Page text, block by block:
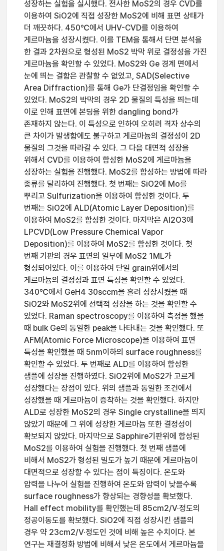
성장하는 실험을 실시했다. 전사한 MoS2의 경우 CVD를
이용하여 SiO2에 직접 성장한 MoS2에 비해 표면 상태가
더 깨끗하다. 450℃에서 UHV-CVD를 이용하여
게르마늄을 성장시켰다. 이를 TEM을 통해서 단면 분석을
한 결과 2차원으로 형성된 MoS2 박막 위로 결정성을 가진
게르마늄을 확인할 수 있었다. MoS2와 Ge 경계 면에서
눈에 띄는 결함은 관찰할 수 없었고, SAD(Selective
Area Diffraction)를 통해 Ge가 단결정임을 확인할 수
있었다. MoS2의 박막의 경우 2D 물질의 특성을 띄는데
이로 인해 표면에 본딩을 위한 dangling bond가
존재하지 않는다. 이 특성으로 인하여 오히려 격자 상수의
큰 차이가 발생함에도 불구하고 게르마늄의 결정성이 2D
물질의 그것을 따라갈 수 있다. 그 다음 대면적 성장을
위해서 CVD를 이용하여 합성한 MoS2에 게르마늄을
성장하는 실험을 진행했다. MoS2를 합성하는 방법에 따라
종류를 달리하여 진행했다. 첫 번째는 SiO2에 Mo를
뿌리고 Sulfurization을 이용하여 합성한 것이다. 두
번째는 SiO2에 ALD(Atomic Layer Deposition)를
이용하여 MoS2를 합성한 것이다. 마지막은 Al2O3에
LPCVD(Low Pressure Chemical Vapor
Deposition)를 이용하여 MoS2를 합성한 것이다. 첫
번째 기판의 경우 표면의 일부에 MoS2 1ML가
형성되어있다. 이를 이용하여 단일 grain위에서의
게르마늄의 결정성과 표면 특성을 확인할 수 있었다.
340℃에서 GeH4 30sccm을 흘려 성장시켰을 때
SiO2와 MoS2위에 선택적 성장을 하는 것을 확인할 수
있었다. Raman spectroscopy를 이용하여 측정을 했을
때 bulk Ge의 동일한 peak을 나타내는 것을 확인했다. 또
AFM(Atomic Force Microscope)을 이용하여 표면
특성을 확인했을 때 5nm이하의 surface roughness를
확인할 수 있었다. 두 번째로 ALD를 이용하여 합성한
샘플에 성장을 진행하였다. SiO2위에 MoS2가 고르게
성장했다는 장점이 있다. 위의 샘플과 동일한 조건에서
성장했을 때 게르마늄이 증착하는 것을 확인했다. 하지만
ALD로 성장한 MoS2의 경우 Single crystalline을 띄지
않았기 때문에 그 위에 성장한 게르마늄 또한 결정성이
확보되지 않았다. 마지막으로 Sapphire기판위에 합성된
MoS2를 이용하여 실험을 진행했다. 첫 번째 샘플에
비해서 MoS2가 형성된 밀도가 높기 때문에 게르마늄이
대면적으로 성장할 수 있다는 점이 특징이다. 온도와
압력을 나누어 실험을 진행하여 온도와 압력이 낮을수록
surface roughness가 향상되는 경향성을 확보했다.
Hall effect mobility를 확인했는데 85cm2/V·정도의
정공이동도를 확보했다. SiO2에 직접 성장시킨 샘플의
경우 약 23cm2/V·정도인 것에 비해 높은 수치이다. 본
연구는 재결정화 방법에 비해서 낮은 온도에서 게르마늄을